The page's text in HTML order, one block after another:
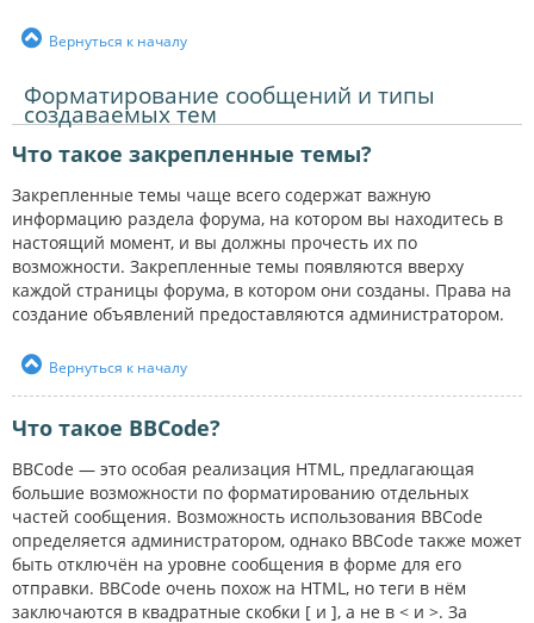
Вернуться к началу
Форматирование сообщений и типы
создаваемых тем
Что такое закрепленные темы?
Закрепленные темы чаще всего содержат важную
информацию раздела форума, на котором вы находитесь в
настоящий момент, и вы должны прочесть их по
возможности. Закрепленные темы появляются вверху
каждой страницы форума, в котором они созданы. Права на
создание объявлений предоставляются администратором.
Вернуться к началу
Что такое BBCode?
BBCode — это особая реализация HTML, предлагающая
большие возможности по форматированию отдельных
частей сообщения. Возможность использования BBCode
определяется администратором, однако BBCode также может
быть отключён на уровне сообщения в форме для его
отправки. BBCode очень похож на HTML, но теги в нём
заключаются в квадратные скобки [ и ], а не в < и >. За